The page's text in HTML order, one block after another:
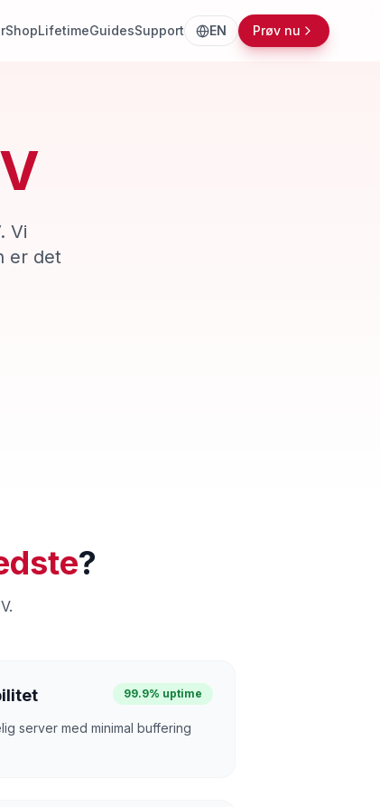
ShopLifetimeGuidesSupport EN Prøv nu
Vi
er det
?
99.9% uptime
server med minimal buffering